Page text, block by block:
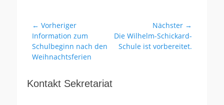
Beitragsnavigation
← Vorheriger
Vorheriger
Beitrag:
Information zum
Schulbeginn nach den
Weihnachtsferien
Nächster →
Nächster
Beitrag:
Die Wilhelm-Schickard-
Schule ist vorbereitet.
Kontakt Sekretariat